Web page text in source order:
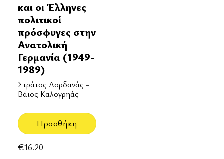
και οι Έλληνες
πολιτικοί
πρόσφυγες στην
Ανατολική
Γερμανία (1949-
1989)
Στράτος Δορδανάς -
Βάιος Καλογρηάς
Προσθήκη
€16.20